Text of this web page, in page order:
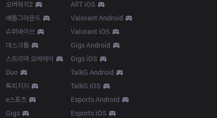
오버워치2
배틀그라운드
슈퍼바이브
데스크톱
스트리머 오버레이
Duo
톡피지지
e스포츠
Gigs
AllT iOS
Valorant Android
Valorant iOS
Gigs Android
Gigs iOS
TalkG Android
TalkG iOS
Esports Android
Esports iOS